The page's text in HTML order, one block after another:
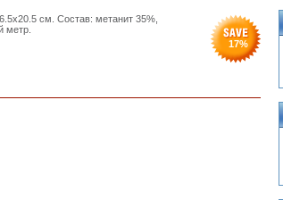
см. Состав: метанит 35%,
метр.
17%